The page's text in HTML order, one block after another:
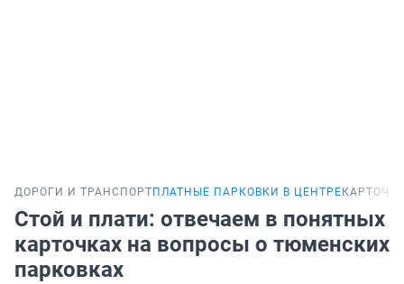
ДОРОГИ И ТРАНСПОРТ ПЛАТНЫЕ ПАРКОВКИ В ЦЕНТРЕ
Стой и плати: отвечаем в понятных
карточках на вопросы о тюменских
парковках